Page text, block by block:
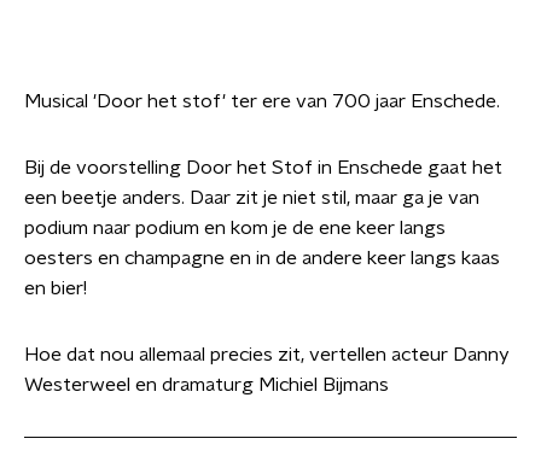
Musical 'Door het stof' ter ere van 700 jaar Enschede.
Bij de voorstelling Door het Stof in Enschede gaat het
een beetje anders. Daar zit je niet stil, maar ga je van
podium naar podium en kom je de ene keer langs
oesters en champagne en in de andere keer langs kaas
en bier!
Hoe dat nou allemaal precies zit, vertellen acteur Danny
Westerweel en dramaturg Michiel Bijmans